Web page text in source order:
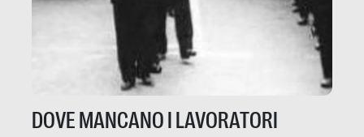
DOVE MANCANO I LAVORATORI